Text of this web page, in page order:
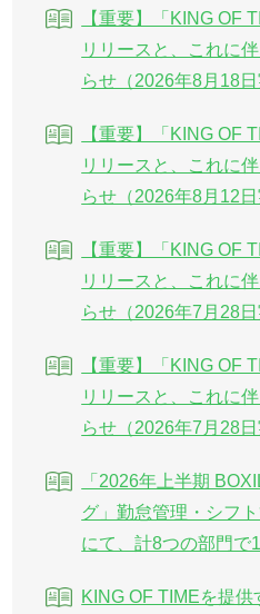
【重要】「KING OF
リリースと、これに
らせ（2026年8月18日
【重要】「KING OF
リリースと、これに
らせ（2026年8月12日
【重要】「KING OF
リリースと、これに
らせ（2026年7月28日
【重要】「KING OF
リリースと、これに
らせ（2026年7月28日
「2026年上半期
グ」勤怠管理・シフ
にて、計8つの部門で
KING OF TIMEを提